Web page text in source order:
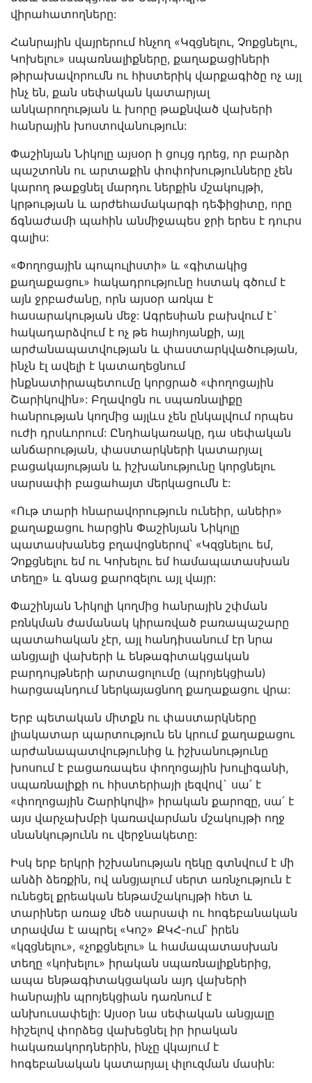
վիրահատողները:
Հանրային վայրերում հնչող «Կզցնելու, Չոքցնելու,
Կոխելու» սպառնալիքները, քաղաքացիների
թիրախավորումն ու հիստերիկ վարքագիծը ոչ այլ
ինչ են, քան սեփական կատարյալ
անկարողության և խորը թաքնված վախերի
հանրային խոստովանություն:
Փաշինյան Նիկոլը այսօր ի ցույց դրեց, որ բարձր
պաշտոնն ու արտաքին փոփոխությունները չեն
կարող թաքցնել մարդու ներքին մշակույթի,
կրթության և արժեհամակարգի դեֆիցիտը, որը
ճգնաժամի պահին անմիջապես ջրի երես է դուրս
գալիս:
«Փողոցային պոպուլիստի» և «գիտակից
քաղաքացու» հակադրությունը հստակ գծում է
այն ջրբաժանը, որն այսօր առկա է
հասարակության մեջ: Ագրեսիան բախվում է`
հակադարձվում է ոչ թե հայհոյանքի, այլ
արժանապատվության և փաստարկվածության,
ինչն էլ ավելի է կատաղեցնում
ինքնատիրապետումը կորցրած «փողոցային
Շարիկովին»: Բղավոցն ու սպառնալիքը
հանրության կողմից այլևս չեն ընկալվում որպես
ուժի դրսևորում: Ընդհակառակը, դա սեփական
անճարության, փաստարկների կատարյալ
բացակայության և իշխանությունը կորցնելու
սարսափի բացահայտ մերկացումն է:
«Ութ տարի հնարավորություն ունեիր, անեիր»
քաղաքացու հարցին Փաշինյան Նիկոլը
պատասխանեց բղավոցներով՝ «Կզցնելու եմ,
Չոքցնելու եմ ու Կոխելու եմ համապատասխան
տեղը» և գնաց քարոզելու այլ վայր:
Փաշինյան Նիկոլի կողմից հանրային շփման
բռնկման ժամանակ կիրառված բառապաշարը
պատահական չէր, այլ հանդիսանում էր նրա
անցյալի վախերի և ենթագիտակցական
բարդույթների արտացոլումը (պրոյեկցիան)
հարցապնդում ներկայացնող քաղաքացու վրա:
Երբ պետական միտքն ու փաստարկները
լիակատար պարտություն են կրում քաղաքացու
արժանապատվությունից և իշխանությունը
խոսում է բացառապես փողոցային խուլիգանի,
սպառնալիքի ու հիստերիայի լեզվով` սա՛ է
«փողոցային Շարիկովի» իրական քարոզը, սա՛ է
այս վարչախմբի կառավարման մշակույթի ողջ
սնանկությունն ու վերջնակետը:
Իսկ երբ երկրի իշխանության ղեկը գտնվում է մի
անձի ձեռքին, ով անցյալում սերտ առնչություն է
ունեցել քրեական ենթամշակույթի հետ և
տարիներ առաջ մեծ սարսափ ու հոգեբանական
տրավմա է ապրել «Կոշ» ՔԿՀ-ում՝ իրեն
«կզցնելու», «չոքցնելու» և համապատասխան
տեղը «կոխելու» իրական սպառնալիքներից,
ապա ենթագիտակցական այդ վախերի
հանրային պրոյեկցիան դառնում է
անխուսափելի: Այսօր նա սեփական անցյալը
հիշելով փորձեց վախեցնել իր իրական
հակառակորդներին, ինչը վկայում է
հոգեբանական կատարյալ փլուզման մասին: